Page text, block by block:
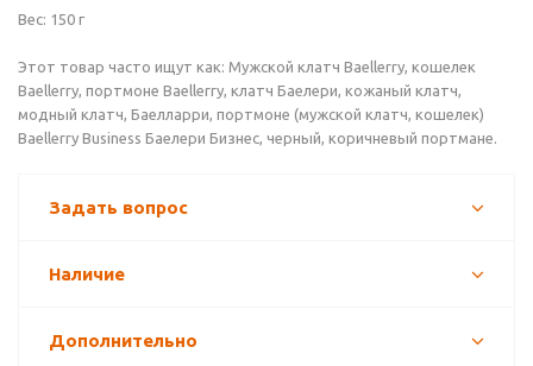
Вес: 150 г
Этот товар часто ищут как: Мужской клатч Baellerry, кошелек
Baellerry, портмоне Baellerry, клатч Баелери, кожаный клатч,
модный клатч, Баелларри, портмоне (мужской клатч, кошелек)
Baellerry Business Баелери Бизнес, черный, коричневый портмане.
Задать вопрос
Наличие
Дополнительно